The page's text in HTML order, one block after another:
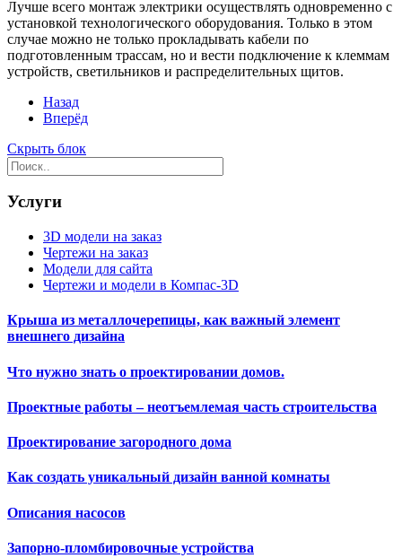
Лучше всего монтаж электрики осуществлять одновременно с
установкой технологического оборудования. Только в этом
случае можно не только прокладывать кабели по
подготовленным трассам, но и вести подключение к клеммам
устройств, светильников и распределительных щитов.
Назад
Вперёд
Скрыть блок
Услуги
3D модели на заказ
Чертежи на заказ
Модели для сайта
Чертежи и модели в Компас-3D
Крыша из металлочерепицы, как важный элемент
внешнего дизайна
Что нужно знать о проектировании домов.
Проектные работы – неотъемлемая часть строительства
Проектирование загородного дома
Как создать уникальный дизайн ванной комнаты
Описания насосов
Запорно-пломбировочные устройства